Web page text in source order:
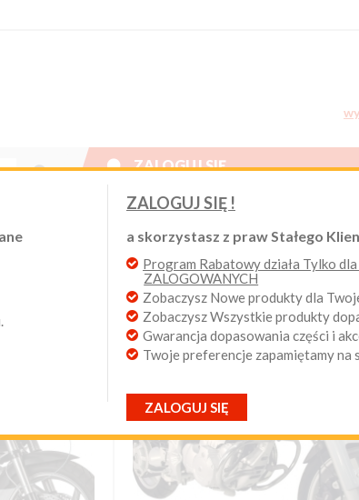
ZALOGUJ SIĘ !
a skorzystasz z praw Stałego
Program Rabatowy działa Tylko
ZALOGOWANYCH
Zobaczysz Nowe produkty dla
Zobaczysz Wszystkie produkty
Gwarancja dopasowania części i
Twoje preferencje zapamiętamy na
ZALOGUJ SIĘ
 ZALOGUJ SIĘ
przypomnij mi hasło nowy klient
po pierwszych zakupach. Od 20 lat
Wyników na stronie produkty 1 - 48 z 188